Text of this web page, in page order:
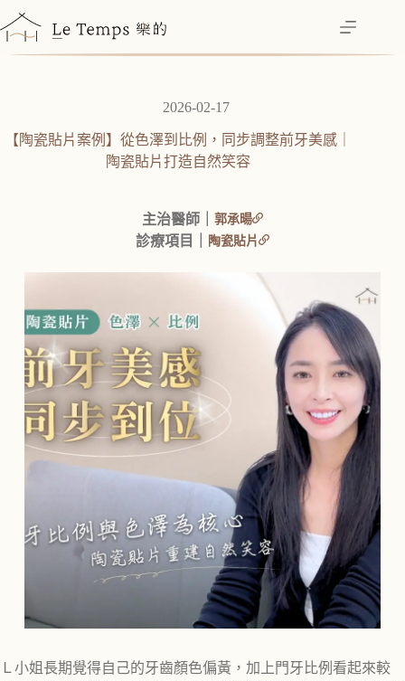
至
主
2026-02-17
【陶瓷貼片案例】從色澤到比例，同步調整前牙美感｜
陶瓷貼片打造自然笑容
主治醫師｜ 郭承暘
診療項目｜ 陶瓷貼片
Ｌ小姐長期覺得自己的牙齒顏色偏黃，加上門牙比例看起來較